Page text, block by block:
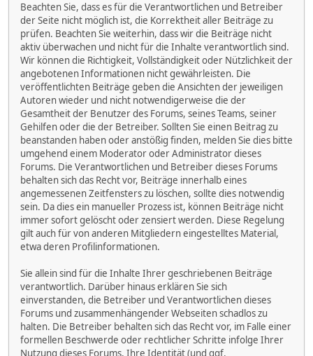
Beachten Sie, dass es für die Verantwortlichen und Betreiber
der Seite nicht möglich ist, die Korrektheit aller Beiträge zu
prüfen. Beachten Sie weiterhin, dass wir die Beiträge nicht
aktiv überwachen und nicht für die Inhalte verantwortlich sind.
Wir können die Richtigkeit, Vollständigkeit oder Nützlichkeit der
angebotenen Informationen nicht gewährleisten. Die
veröffentlichten Beiträge geben die Ansichten der jeweiligen
Autoren wieder und nicht notwendigerweise die der
Gesamtheit der Benutzer des Forums, seines Teams, seiner
Gehilfen oder die der Betreiber. Sollten Sie einen Beitrag zu
beanstanden haben oder anstößig finden, melden Sie dies bitte
umgehend einem Moderator oder Administrator dieses
Forums. Die Verantwortlichen und Betreiber dieses Forums
behalten sich das Recht vor, Beiträge innerhalb eines
angemessenen Zeitfensters zu löschen, sollte dies notwendig
sein. Da dies ein manueller Prozess ist, können Beiträge nicht
immer sofort gelöscht oder zensiert werden. Diese Regelung
gilt auch für von anderen Mitgliedern eingestelltes Material,
etwa deren Profilinformationen.
Sie allein sind für die Inhalte Ihrer geschriebenen Beiträge
verantwortlich. Darüber hinaus erklären Sie sich
einverstanden, die Betreiber und Verantwortlichen dieses
Forums und zusammenhängender Webseiten schadlos zu
halten. Die Betreiber behalten sich das Recht vor, im Falle einer
formellen Beschwerde oder rechtlicher Schritte infolge Ihrer
Nutzung dieses Forums, Ihre Identität (und ggf.